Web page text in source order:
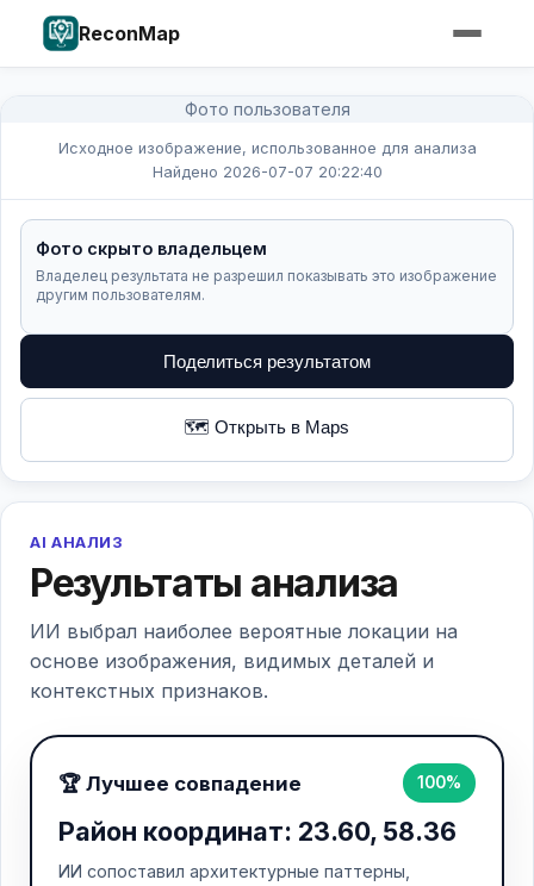
ReconMap
Фото пользователя
Исходное изображение, использованное для анализа
Найдено 2026-07-07 20:22:40
Фото скрыто владельцем
Владелец результата не разрешил показывать это изображение
другим пользователям.
Поделиться результатом
🗺️ Открыть в Maps
AI АНАЛИЗ
Результаты анализа
ИИ выбрал наиболее вероятные локации на
основе изображения, видимых деталей и
контекстных признаков.
🏆 Лучшее совпадение 100%
Район координат: 23.60, 58.36
ИИ сопоставил архитектурные паттерны,